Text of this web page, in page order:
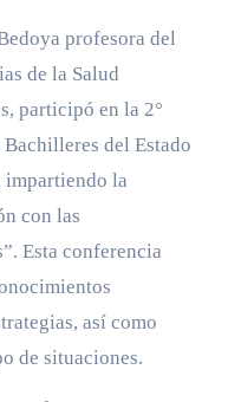
profesora del
de la Salud
participó en la 2°
del Estado
impartiendo la
con las
Esta conferencia
así como
de situaciones.